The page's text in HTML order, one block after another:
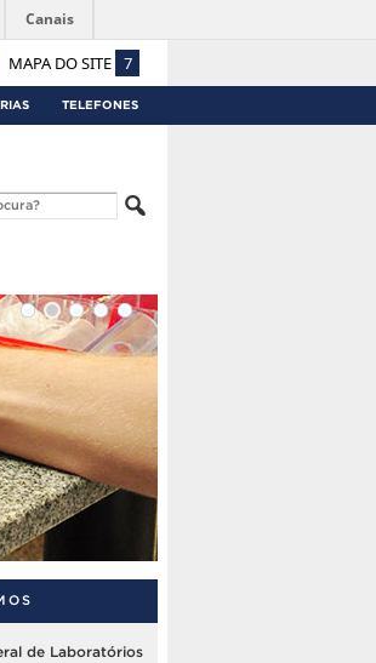
MAPA DO SITE 7
Canais
TELEFONES
de Laboratórios